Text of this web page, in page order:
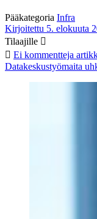
Pääkategoria Infra
Kirjoitettu 5. elokuuta
Tilaajille
Ei kommentteja
Datakeskustyömaita